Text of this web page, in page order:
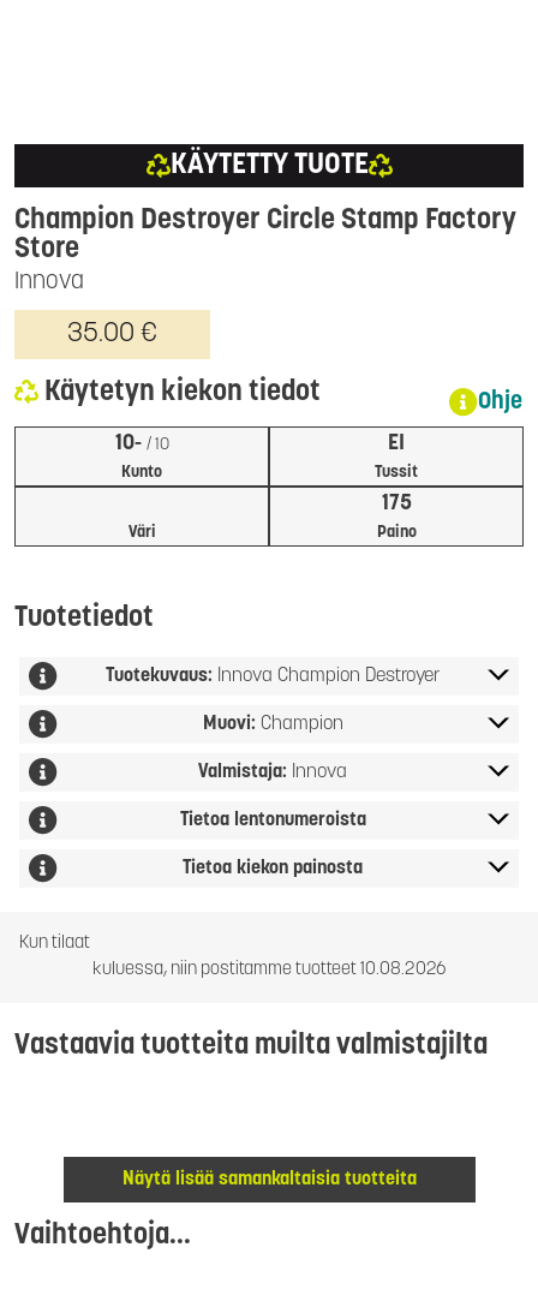
KÄYTETTY TUOTE
Innova
Champion Destroyer Circle Stamp Factory
Store
35.00 €
Käytetyn kiekon tiedot Ohje
Kunto
10- / 10
Tussit
EI
Väri Paino
175
Tuotetiedot
Tuotekuvaus: Innova Champion Destroyer
Muovi: Champion
Valmistaja: Innova
Tietoa lentonumeroista
Tietoa kiekon painosta
Kun tilaat
kuluessa, niin postitamme tuotteet 10.08.2026
Vastaavia tuotteita muilta valmistajilta
Näytä lisää samankaltaisia tuotteita
Vaihtoehtoja...